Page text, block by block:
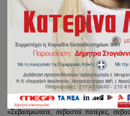
Τὴν Κυριακὴ 6 Σεπτεμβρίου, ὁ
κ. Σεραφεὶμ προεξῆρχε στὴν θεία
Ἀναργύρων Καραβᾶ. Κατὰ τὴ διάρκεια
χειροτόνησε στὸν πρῶτο βαθμὸ τῆς
Βασιλόπουλο. Ὁ νέος διάκονος τῆς
ὁποῖος εἶναι ἔγγαμος, θὰ διακονεῖ
Καραβᾶ. Στὸν χειροτονητήριο λόγο του
«Σεβασμιώτατε, σεβαστοὶ πατέρες,